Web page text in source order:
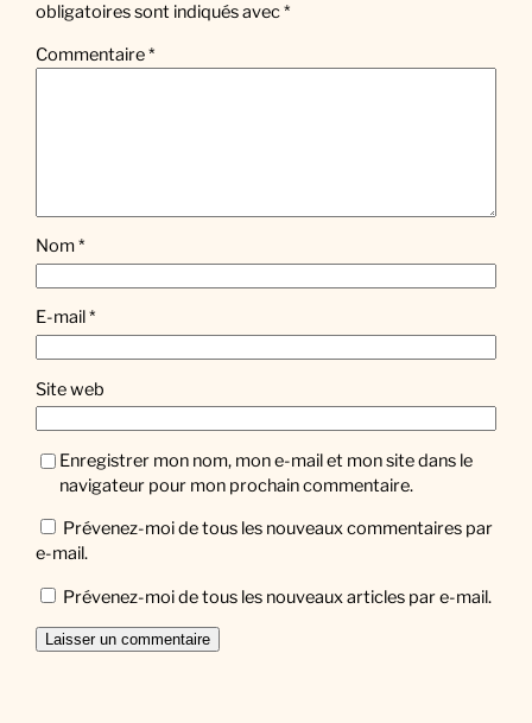
obligatoires sont indiqués avec*
Commentaire*
Nom*
E-mail*
Site web
Enregistrer mon nom, mon e-mail et mon site dans le
navigateur pour mon prochain commentaire.
Prévenez-moi de tous les nouveaux commentaires par
e-mail.
Prévenez-moi de tous les nouveaux articles par e-mail.